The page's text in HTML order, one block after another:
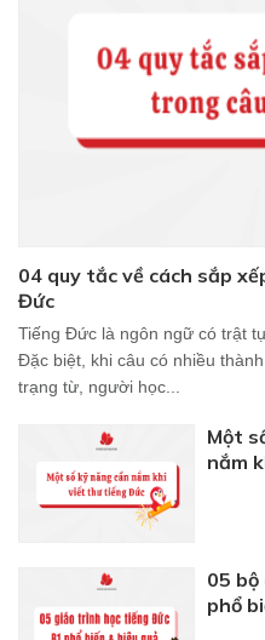
04 quy tắc về cách sắp
Đức
Tiếng Đức là ngôn ngữ có trật
Đặc biệt, khi câu có nhiều
trạng từ, người học...
Một
nắm
05
phổ